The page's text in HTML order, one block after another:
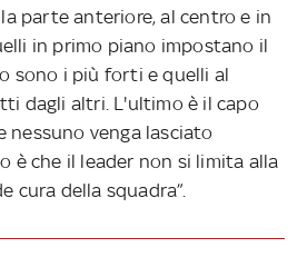
parte anteriore, al centro e in
in primo piano impostano il
sono i più forti e quelli al
dagli altri. L'ultimo è il capo
nessuno venga lasciato
è che il leader non si limita alla
cura della squadra”.